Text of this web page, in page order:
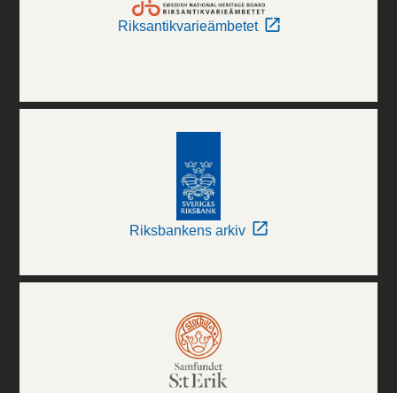
Riksantikvarieämbetet
Riksbankens arkiv